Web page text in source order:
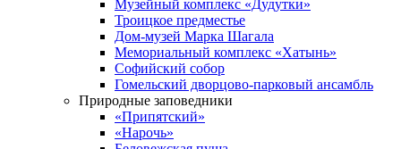
Музейный комплекс «Дудутки»
Троицкое предместье
Дом-музей Марка Шагала
Мемориальный комплекс «Хатынь»
Софийский собор
Гомельский дворцово-парковый ансамбль
Природные заповедники
«Припятский»
«Нарочь»